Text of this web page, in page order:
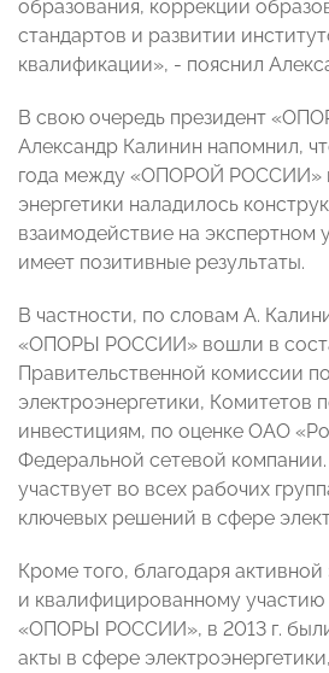
образования, коррекции
стандартов и развитии
квалификации», - пояснил
В свою очередь президент
Александр Калинин напомнил,
года между «ОПОРОЙ РОССИИ»
энергетики наладилось
взаимодействие на экспертном
имеет позитивные результаты.
В частности, по словам А.
«ОПОРЫ РОССИИ» вошли в
Правительственной комиссии
электроэнергетики, Комитетов
инвестициям, по оценке ОАО
Федеральной сетевой
участвует во всех рабочих
ключевых решений в сфере
Кроме того, благодаря
и квалифицированному участию
«ОПОРЫ РОССИИ», в 2013 г.
акты в сфере